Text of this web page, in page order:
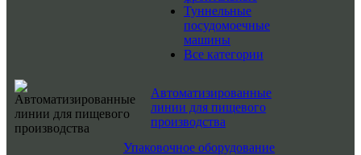
Туннельные
посудомоечные
машины
Все категории
Автоматизированные
линии для пищевого
производства
Упаковочное оборудование